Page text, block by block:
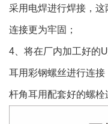
采用电焊进行焊接，
连接更为牢固；
4、将在厂内加工好的
耳用彩钢螺丝进行连
杆角耳用配套好的螺栓